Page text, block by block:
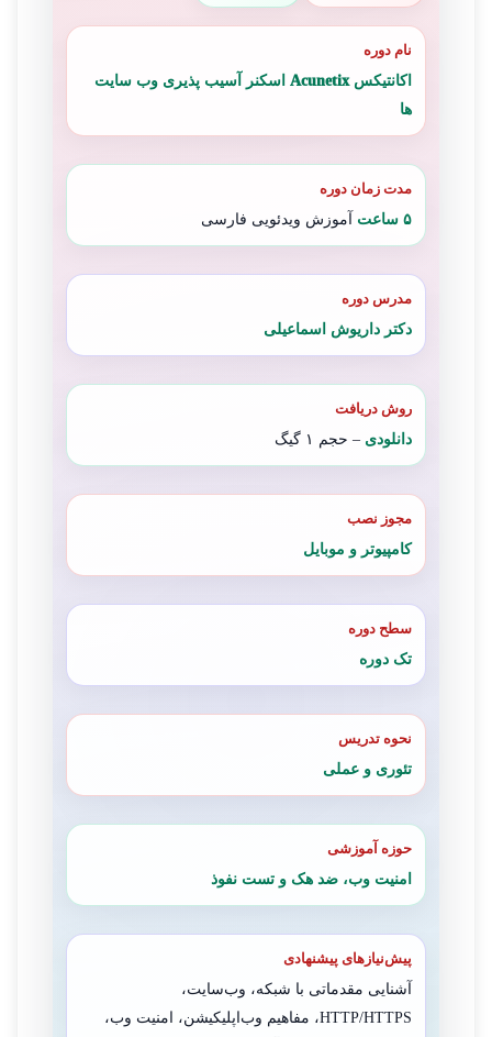
نام دوره
اکانتیکس Acunetix اسکنر آسیب پذیری وب سایت
ها
مدت زمان دوره
۵ ساعت آموزش ویدئویی فارسی
مدرس دوره
دکتر داریوش اسماعیلی
روش دریافت
دانلودی – حجم ۱ گیگ
مجوز نصب
کامپیوتر و موبایل
سطح دوره
تک دوره
نحوه تدریس
تئوری و عملی
حوزه آموزشی
امنیت وب، ضد هک و تست نفوذ
پیش‌نیازهای پیشنهادی
آشنایی مقدماتی با شبکه، وب‌سایت،
HTTP/HTTPS، مفاهیم وب‌اپلیکیشن، امنیت وب،